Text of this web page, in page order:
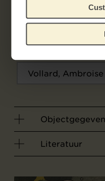
Alexandre, Arsène
Vollard, Ambroise
Literatuur